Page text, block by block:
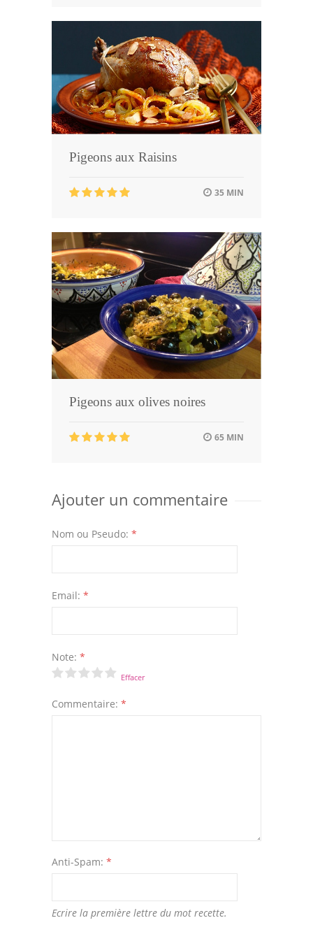
Pigeons aux Raisins
35 MIN
Pigeons aux olives noires
65 MIN
Ajouter un commentaire
Nom ou Pseudo: *
Email: *
Note: *
Effacer
Commentaire: *
Anti-Spam: *
Ecrire la première lettre du mot recette.